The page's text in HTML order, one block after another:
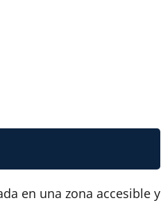
en una zona accesible y